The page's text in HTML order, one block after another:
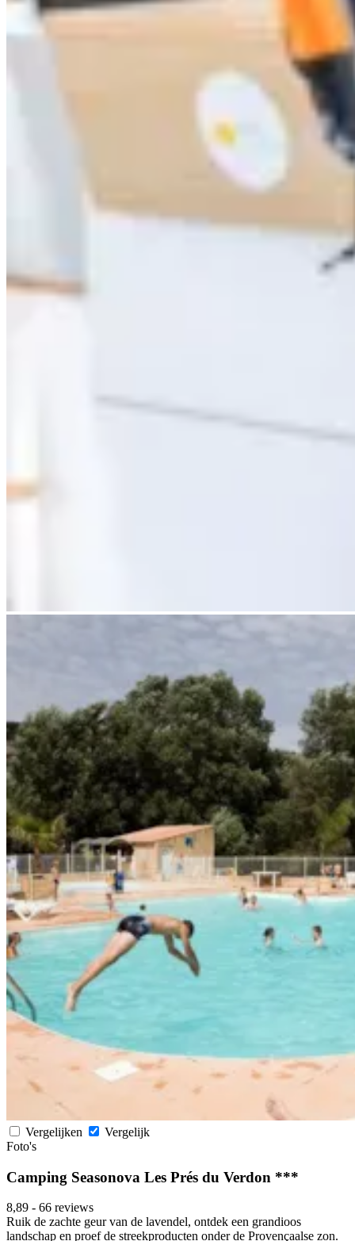
Vergelijken
Vergelijk
Foto's
Camping Seasonova Les Prés du Verdon ***
8,89 - 66 reviews
Ruik de zachte geur van de lavendel, ontdek een grandioos
landschap en proef de streekproducten onder de Provençaalse zon.